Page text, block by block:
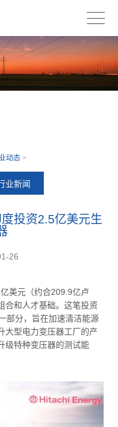
动态 >
业新闻
投资2.5亿美元生
26
美元（约合209.9亿卢
合和人才基础。这笔投资
部分，旨在加速清洁能源
大型电力变压器工厂的产
级特种变压器的测试能